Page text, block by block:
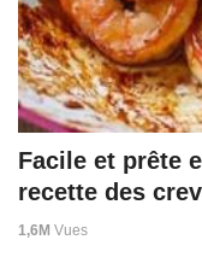
Facile et prête
recette des
1,6M Vues